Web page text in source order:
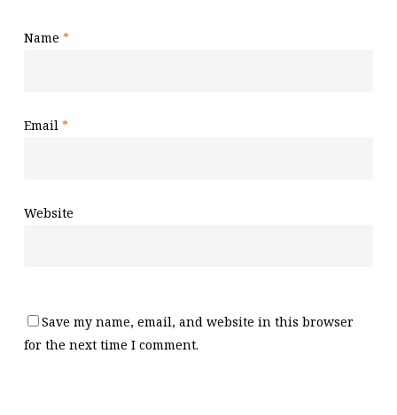
Name *
Email *
Website
Save my name, email, and website in this browser
for the next time I comment.